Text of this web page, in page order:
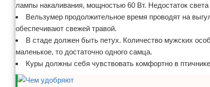
лампы накаливания, мощностью 60 Вт. Недостаток
Вельзумер продолжительное время проводят на
обеспечивают свежей травой.
В стаде должен быть петух. Количество мужских
маленькое, то достаточно одного самца.
Куры должны себя чувствовать комфортно в